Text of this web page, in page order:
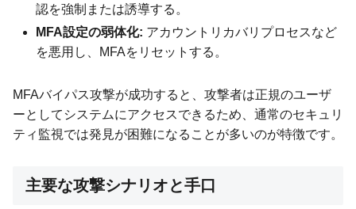
認を強制または誘導する。
MFA設定の弱体化: アカウントリカバリプロセスなど
を悪用し、MFAをリセットする。
MFAバイパス攻撃が成功すると、攻撃者は正規のユーザ
ーとしてシステムにアクセスできるため、通常のセキュリ
ティ監視では発見が困難になることが多いのが特徴です。
主要な攻撃シナリオと手口